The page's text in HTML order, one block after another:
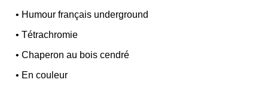
• Humour français underground
•Tétrachromie
•Chaperon au bois cendré
• En couleur